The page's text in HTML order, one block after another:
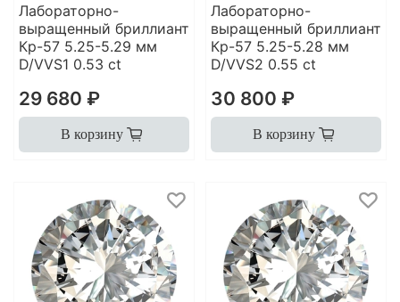
Лабораторно-
выращенный бриллиант
Кр-57 5.25-5.29 мм
D/VVS1 0.53 ct
29 680 ₽
В корзину
Лабораторно-
выращенный бриллиант
Кр-57 5.25-5.28 мм
D/VVS2 0.55 ct
30 800 ₽
В корзину